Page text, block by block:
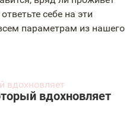
себе на эти
параметрам из нашего
вдохновляет